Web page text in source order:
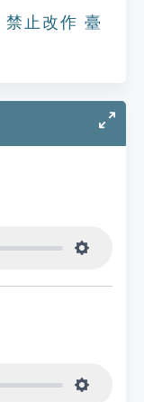
止改作 臺